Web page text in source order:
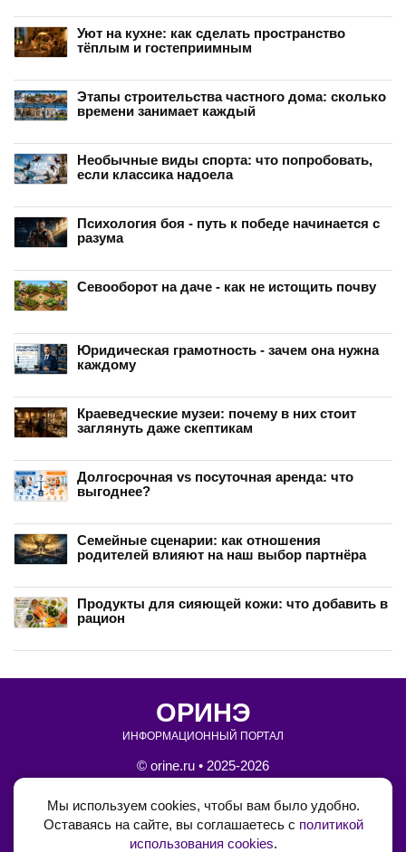
Уют на кухне: как сделать пространство
тёплым и гостеприимным
Этапы строительства частного дома: сколько
времени занимает каждый
Необычные виды спорта: что попробовать,
если классика надоела
Психология боя - путь к победе начинается с
разума
Севооборот на даче - как не истощить почву
Юридическая грамотность - зачем она нужна
каждому
Краеведческие музеи: почему в них стоит
заглянуть даже скептикам
Долгосрочная vs посуточная аренда: что
выгоднее?
Семейные сценарии: как отношения
родителей влияют на наш выбор партнёра
Продукты для сияющей кожи: что добавить в
рацион
ОРИНЭ
ИНФОРМАЦИОННЫЙ ПОРТАЛ
© orine.ru • 2025-2026
Блог на Boosty
Обратная связь
Мы используем cookies, чтобы вам было удобно.
Оставаясь на сайте, вы соглашаетесь с политикой
использования cookies.